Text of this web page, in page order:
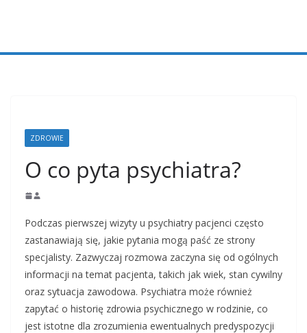
ZDROWIE
O co pyta psychiatra?
Podczas pierwszej wizyty u psychiatry pacjenci często
zastanawiają się, jakie pytania mogą paść ze strony
specjalisty. Zazwyczaj rozmowa zaczyna się od ogólnych
informacji na temat pacjenta, takich jak wiek, stan cywilny
oraz sytuacja zawodowa. Psychiatra może również
zapytać o historię zdrowia psychicznego w rodzinie, co
jest istotne dla zrozumienia ewentualnych predyspozycji